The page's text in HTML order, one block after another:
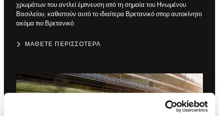
χρωμάτων που αντλεί έμπνευση από τη σημαία του Ηνωμένου
Βασιλείου, καθιστούν αυτό το ιδιαίτερα Βρετανικό σπορ αυτοκίνητο
ακόμα πιο Βρετανικό.
ΜΑΘΕΤΕ ΠΕΡΙΣΣΟΤΕΡΑ